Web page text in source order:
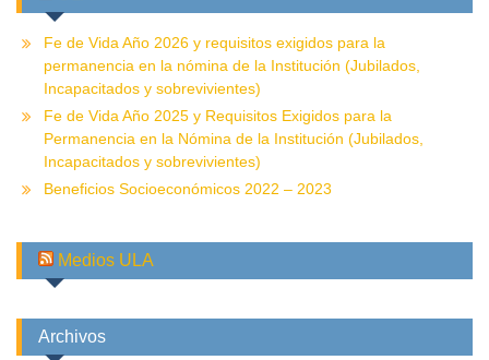
Fe de Vida Año 2026 y requisitos exigidos para la
permanencia en la nómina de la Institución (Jubilados,
Incapacitados y sobrevivientes)
Fe de Vida Año 2025 y Requisitos Exigidos para la
Permanencia en la Nómina de la Institución (Jubilados,
Incapacitados y sobrevivientes)
Beneficios Socioeconómicos 2022 – 2023
Medios ULA
Archivos